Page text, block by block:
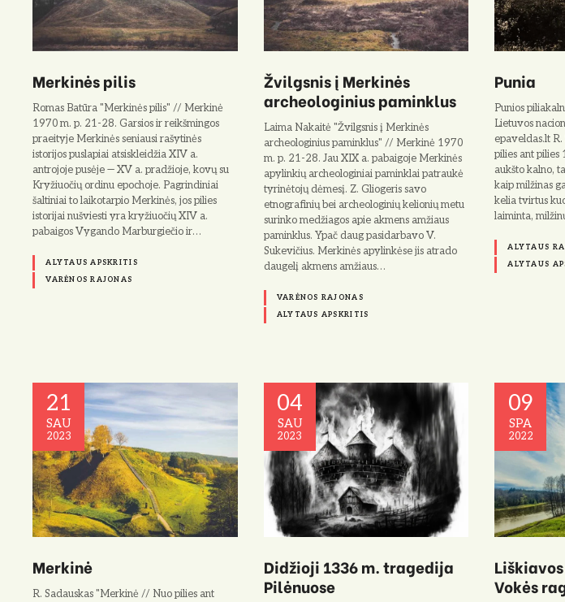
Merkinės pilis
Romas Batūra "Merkinės pilis" // Merkinė
1970 m. p. 21-28. Garsios ir reikšmingos
praeityje Merkinės seniausi rašytinės
istorijos puslapiai atsiskleidžia XIV a.
antrojoje pusėje — XV a. pradžioje, kovų su
Kryžiuočių or­dinu epochoje. Pagrindiniai
šaltiniai to laikotarpio Mer­kinės, jos pilies
istorijai nušviesti yra kryžiuočių XIV a.
pabaigos Vygando Marburgiečio ir…
ALYTAUS APSKRITIS
VARĖNOS RAJONAS
Žvilgsnis į Merkinės
archeologinius paminklus
Laima Nakaitė "Žvilgsnis į Merkinės
archeologinius paminklus" // Merkinė 1970
m. p. 21-28. Jau XIX a. pabaigoje Merkinės
apylinkių archeolo­giniai paminklai patraukė
tyrinėtojų dėmesį. Z. Gliogeris savo
etnografinių bei archeologinių kelionių metu
surinko medžiagos apie akmens amžiaus
paminklus. Ypač daug pasidarbavo V.
Sukevičius. Merkinės apy­linkėse jis atrado
daugelį akmens amžiaus…
VARĖNOS RAJONAS
ALYTAUS APSKRITIS
Punia
Punios
Lietuvos
epaveldas.lt
pilies ant
aukšto kalno,
kaip milžinas
kelia tvirtus
laiminta,
ALYTAUS
ALYTAUS
21
SAU
2023
Merkinė
R. Sadauskas "Merkinė // Nuo pilies ant
04
SAU
2023
Didžioji 1336 m. tragedija
Pilėnuose
09
SPA
2022
Vokės